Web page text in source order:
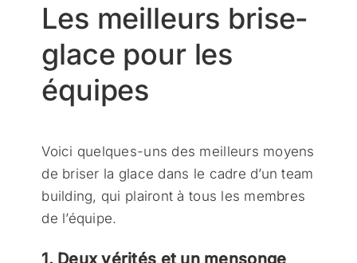
Les meilleurs brise-
glace pour les
équipes
Voici quelques-uns des meilleurs moyens
de briser la glace dans le cadre d’un team
building, qui plairont à tous les membres
de l’équipe.
1. Deux vérités et un mensonge